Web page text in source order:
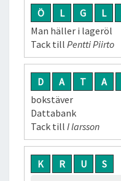
Ö L G L
Man häller i lageröl
Tack till Pentti Piirto
D A T A
bokstäver
Dattabank
Tack till I larsson
K R U S